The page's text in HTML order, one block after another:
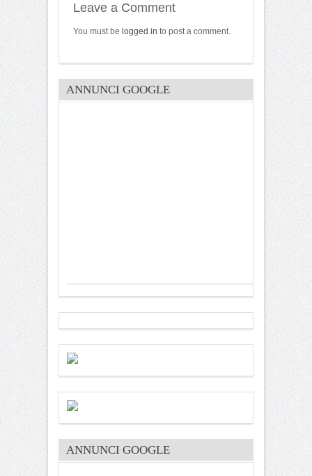
Leave a Comment
You must be logged in to post a comment.
ANNUNCI GOOGLE
ANNUNCI GOOGLE